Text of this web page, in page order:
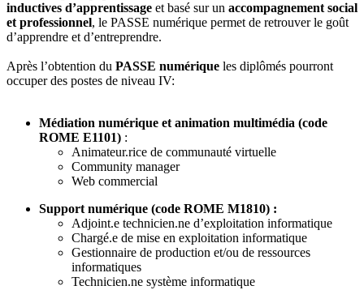
inductives d’apprentissage et basé sur un accompagnement social
et professionnel, le PASSE numérique permet de retrouver le goût
d’apprendre et d’entreprendre.
Après l’obtention du PASSE numérique les diplômés pourront
occuper des postes de niveau IV:
Médiation numérique et animation multimédia (code
ROME E1101) :
Animateur.rice de communauté virtuelle
Community manager
Web commercial
Support numérique (code ROME M1810) :
Adjoint.e technicien.ne d’exploitation informatique
Chargé.e de mise en exploitation informatique
Gestionnaire de production et/ou de ressources
informatiques
Technicien.ne système informatique